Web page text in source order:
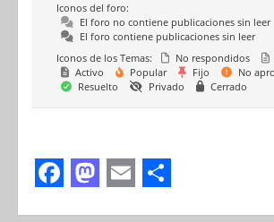
Iconos del foro:
El foro no contiene publicaciones sin leer
El foro contiene publicaciones sin leer
Iconos de los Temas:
No respondidos
Activo
Popular Fijo
No
Resuelto
Privado Cerrado